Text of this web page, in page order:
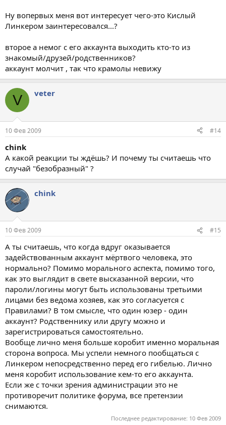
Ну вопервых меня вот интересует чего-это Кислый
Линкером заинтересовался...?
второе а немог с его аккаунта выходить кто-то из
знакомый/друзей/родственников?
аккаунт молчит , так что крамолы невижу
V veter
10 Фев 2009 #14
chink
А какой реакции ты ждёшь? И почему ты считаешь что
случай "безобразный" ?
chink
10 Фев 2009 #15
А ты считаешь, что когда вдруг оказывается
задействованным аккаунт мёртвого человека, это
нормально? Помимо морального аспекта, помимо того,
как это выглядит в свете высказанной версии, что
пароли/логины могут быть использованы третьими
лицами без ведома хозяев, как это согласуется с
Правилами? В том смысле, что один юзер - один
аккаунт? Родственнику или другу можно и
зарегистрироваться самостоятельно.
Вообще лично меня больше коробит именно моральная
сторона вопроса. Мы успели немного пообщаться с
Линкером непосредственно перед его гибелью. Лично
меня коробит использование кем-то его аккаунта.
Если же с точки зрения администрации это не
противоречит политике форума, все претензии
снимаются.
Последнее редактирование: 10 Фев 2009